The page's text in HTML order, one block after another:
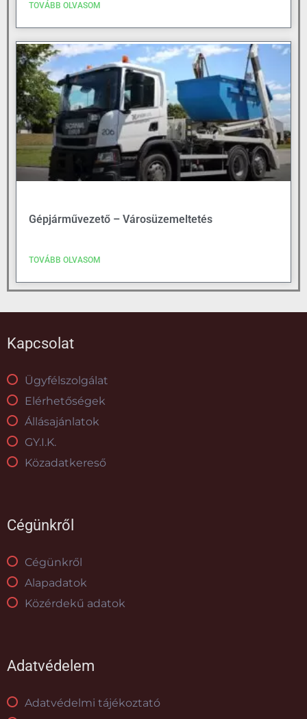
TOVÁBB OLVASOM
Gépjárművezető – Városüzemeltetés
TOVÁBB OLVASOM
Kapcsolat
Ügyfélszolgálat
Elérhetőségek
Állásajánlatok
GY.I.K.
Közadatkereső
Cégünkről
Cégünkről
Alapadatok
Közérdekű adatok
Adatvédelem
Adatvédelmi tájékoztató